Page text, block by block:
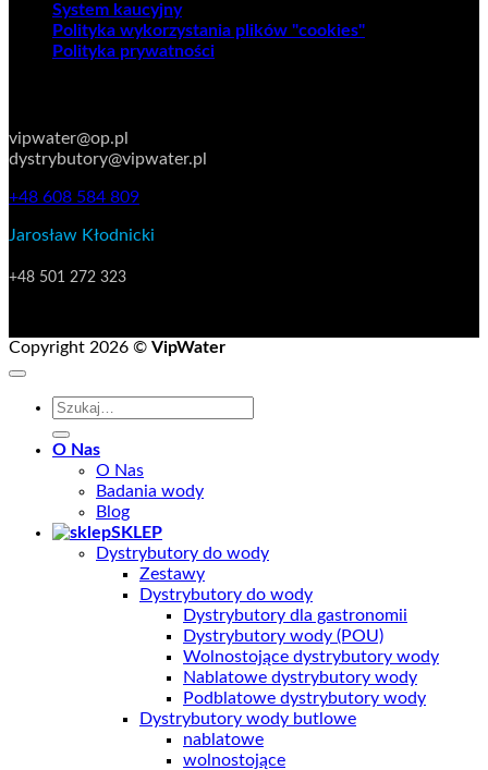
System kaucyjny
Polityka wykorzystania plików "cookies"
Polityka prywatności
vipwater@op.pl
dystrybutory@vipwater.pl
+48 608 584 809
Jarosław Kłodnicki
+48 501 272 323
Copyright 2026 © VipWater
Szukaj:
O Nas
O Nas
Badania wody
Blog
SKLEP
Dystrybutory do wody
Zestawy
Dystrybutory do wody
Dystrybutory dla gastronomii
Dystrybutory wody (POU)
Wolnostojące dystrybutory wody
Nablatowe dystrybutory wody
Podblatowe dystrybutory wody
Dystrybutory wody butlowe
nablatowe
wolnostojące